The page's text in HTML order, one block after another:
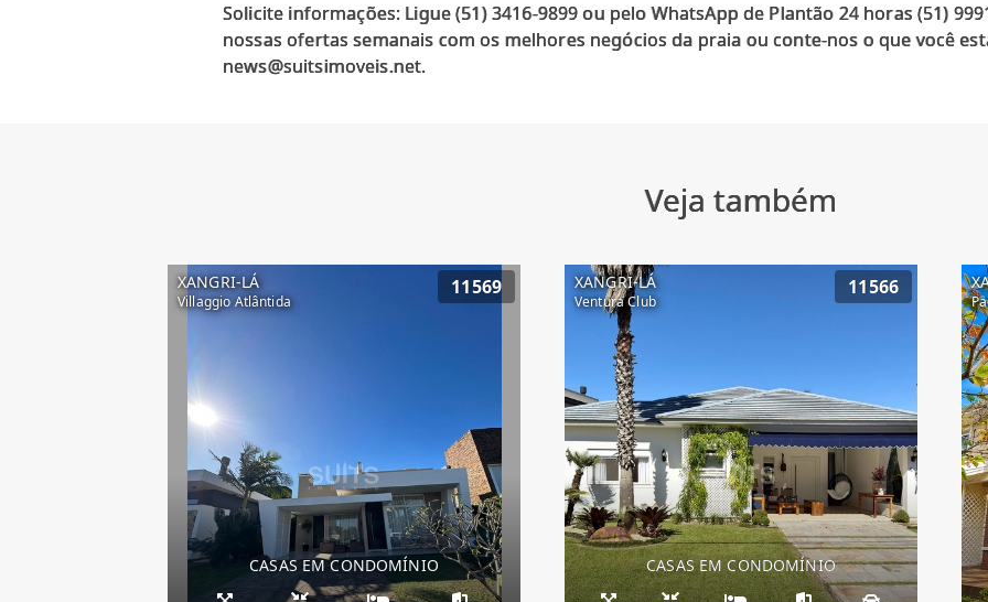
Solicite informações: Ligue (51) 3416-9899 ou pelo WhatsApp de Plantão 24 horas (51)
nossas ofertas semanais com os melhores negócios da praia ou conte-nos o que você
Veja também
XANGRI-LÁ
Villaggio Atlântida
11569
CASAS EM CONDOMÍNIO
XANGRI-LÁ
Ventura Club
11566
CASAS EM CONDOMÍNIO